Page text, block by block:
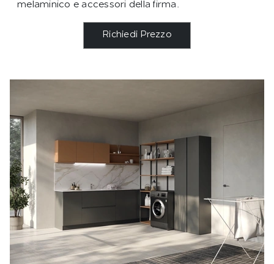
melaminico e accessori della firma.
Richiedi Prezzo